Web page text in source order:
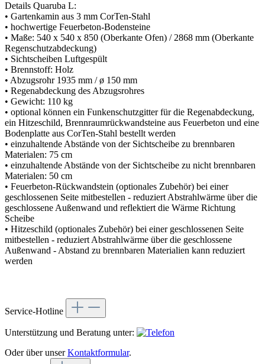
Details Quaruba L:
• Gartenkamin aus 3 mm CorTen-Stahl
• hochwertige Feuerbeton-Bodensteine
• Maße: 540 x 540 x 850 (Oberkante Ofen) / 2868 mm (Oberkante
Regenschutzabdeckung)
• Sichtscheiben Luftgespült
• Brennstoff: Holz
• Abzugsrohr 1935 mm / ø 150 mm
• Regenabdeckung des Abzugsrohres
• Gewicht: 110 kg
• optional können ein Funkenschutzgitter für die Regenabdeckung,
ein Hitzeschild, Brennraumrückwandsteine aus Feuerbeton und eine
Bodenplatte aus CorTen-Stahl bestellt werden
• einzuhaltende Abstände von der Sichtscheibe zu brennbaren
Materialen: 75 cm
• einzuhaltende Abstände von der Sichtscheibe zu nicht brennbaren
Materialen: 50 cm
• Feuerbeton-Rückwandstein (optionales Zubehör) bei einer
geschlossenen Seite mitbestellen - reduziert Abstrahlwärme über die
geschlossene Außenwand und reflektiert die Wärme Richtung
Scheibe
• Hitzeschild (optionales Zubehör) bei einer geschlossenen Seite
mitbestellen - reduziert Abstrahlwärme über die geschlossene
Außenwand - Abstand zu brennbaren Materialien kann reduziert
werden
Service-Hotline
Unterstützung und Beratung unter:
Oder über unserKontaktformular.